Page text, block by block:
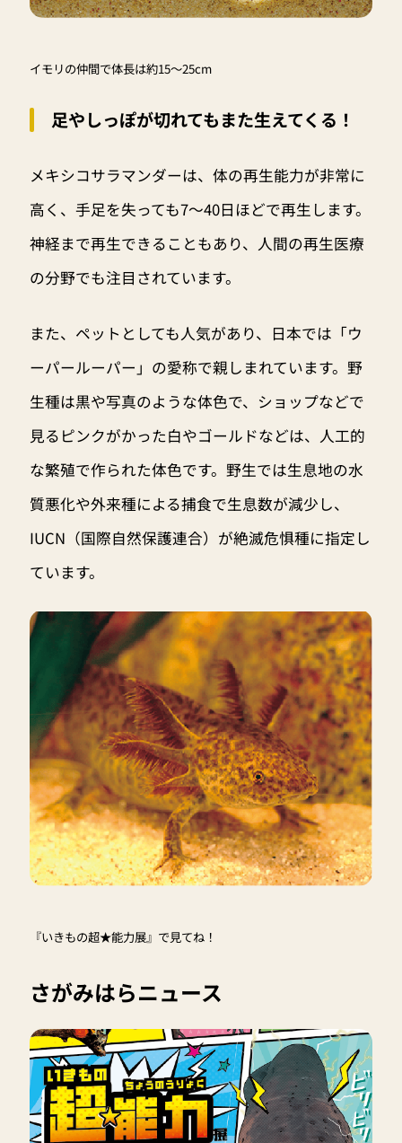
イモリの仲間で体長は約15〜25cm
足やしっぽが切れてもまた生えてくる！
メキシコサラマンダーは、体の再生能力が非常に
高く、手足を失っても7～40日ほどで再生します。
神経まで再生できることもあり、人間の再生医療
の分野でも注目されています。
また、ペットとしても人気があり、日本では「ウ
ーパールーパー」の愛称で親しまれています。野
生種は黒や写真のような体色で、ショップなどで
見るピンクがかった白やゴールドなどは、人工的
な繁殖で作られた体色です。野生では生息地の水
質悪化や外来種による捕食で生息数が減少し、
IUCN（国際自然保護連合）が絶滅危惧種に指定し
ています。
『いきもの超★能力展』で見てね！
さがみはらニュース